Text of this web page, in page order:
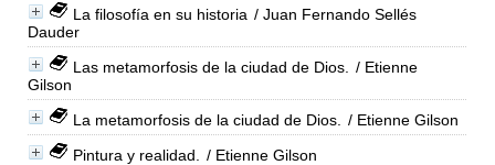
La filosofía en su historia / Juan Fernando Sellés
Dauder
Las metamorfosis de la ciudad de Dios.
/ Etienne
Gilson
La metamorfosis de la ciudad de Dios.
/ Etienne Gilson
Pintura y realidad.
/ Etienne Gilson